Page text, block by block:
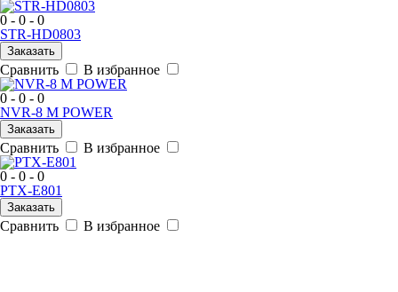
0 - 0 - 0
STR-HD0803
Заказать
Сравнить
В избранное
0 - 0 - 0
NVR-8 M POWER
Заказать
Сравнить
В избранное
0 - 0 - 0
PTX-E801
Заказать
Сравнить В избранное